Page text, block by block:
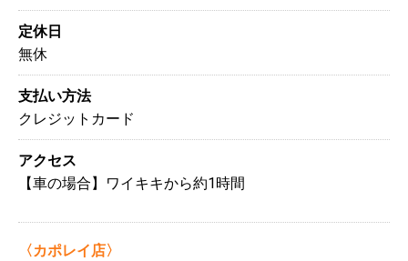
定休日
無休
支払い方法
クレジットカード
アクセス
【車の場合】ワイキキから約1時間
〈カポレイ店〉